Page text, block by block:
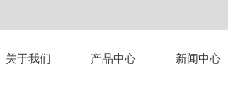
关于我们 产品中心 新闻中心